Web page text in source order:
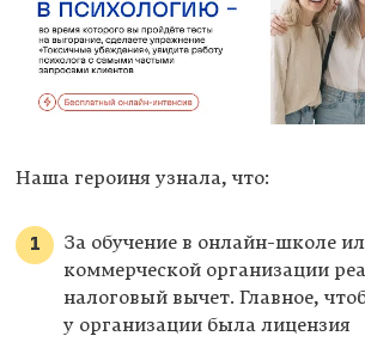
Наша героиня узнала, что:
За обучение в онлайн-школе
коммерческой организации
налоговый вычет. Главное,
у организации была лицензия